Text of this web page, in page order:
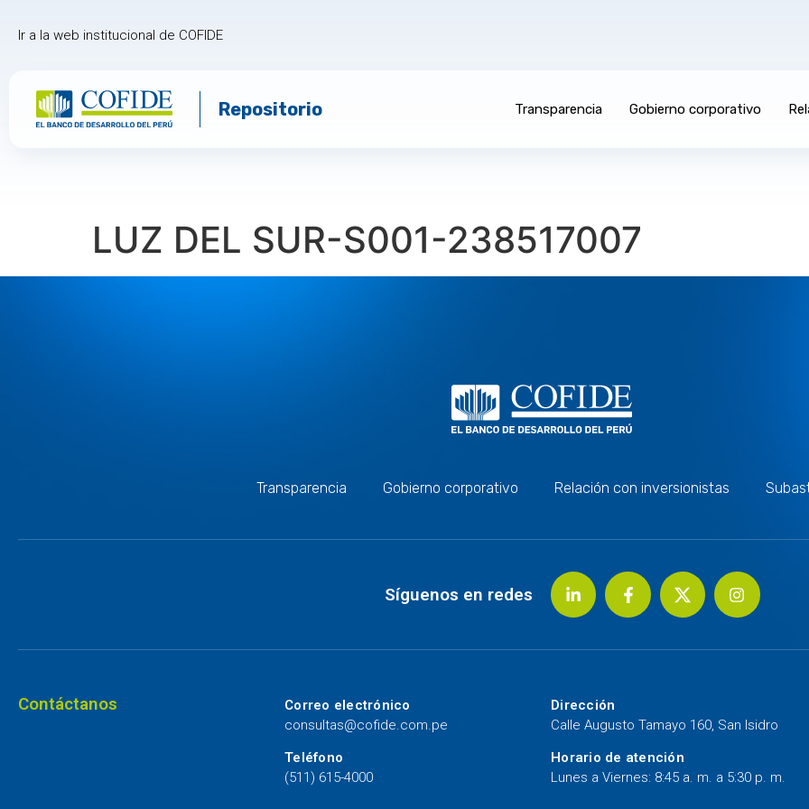
Ir a la web institucional de COFIDE
Repositorio Transparencia Gobierno corporativo
LUZ DEL SUR-S001-238517007
Transparencia Gobierno corporativo Relación con inversionistas
Síguenos en redes
Contáctanos
Correo electrónico
consultas@cofide.com.pe
Teléfono
(511) 615-4000
Dirección
Calle Augusto Tamayo 160, San Isidro
Horario de atención
Lunes a Viernes: 8:45 a. m. a 5:30 p. m.